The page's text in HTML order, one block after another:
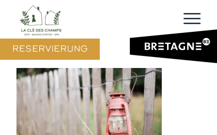
RESERVIERUNG